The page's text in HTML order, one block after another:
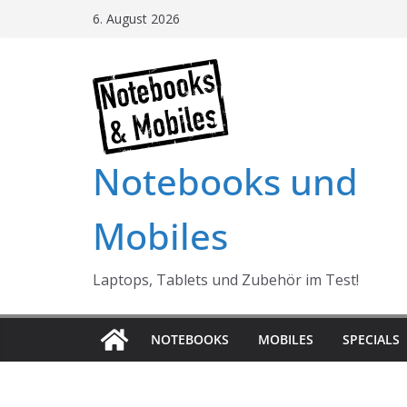
6. August 2026
Notebooks und
Mobiles
Laptops, Tablets und Zubehör im Test!
NOTEBOOKS MOBILES SPECIALS